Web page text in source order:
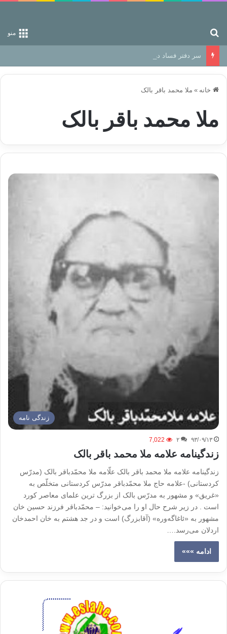
منو
سر دفتر فساد در زمین‌، دوری وکناره‌گیری از راه خداست‌!
خانه » ملا محمد باقر بالک
ملا محمد باقر بالک
زندگی نامه
۹۳/۰۹/۱۳ ۲ 7,022
زندگینامه علامه ملا محمد باقر بالک
زندگینامه علامه ملا محمد باقر بالک علّامه ملا محمّدباقر بالک (مدرّس
کردستانی) -علامه حاج ملا محمّدباقر مدرّس کردستانی متخلّص به
«غریق» و مشهور به مدرّس بالک از بزرگ ترین علمای معاصر کورد
است . در زیر شرح حال او را می‌خوانید: – محمّدباقر فرزند حسین خان
مشهور به «ئاغاگه‌وره» (آقابزرگ) است و در جد هشتم به خان احمدخان
اردلان می‌رسد.…
ادامه »»»